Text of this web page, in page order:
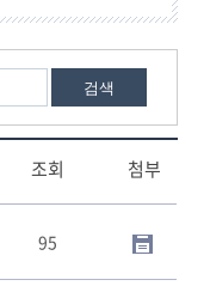
검색
조회 첨부
95